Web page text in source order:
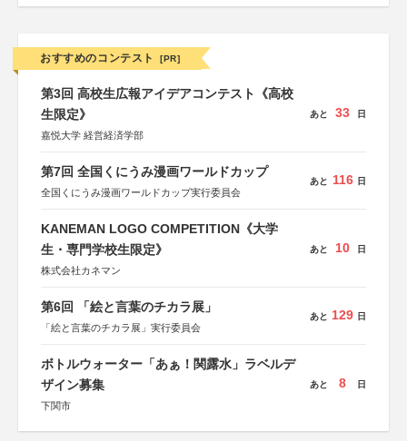
おすすめのコンテスト [PR]
第3回 高校生広報アイデアコンテスト《高校
生限定》
嘉悦大学 経営経済学部
あと 33 日
第7回 全国くにうみ漫画ワールドカップ
全国くにうみ漫画ワールドカップ実行委員会
あと 116 日
KANEMAN LOGO COMPETITION《大学
生・専門学校生限定》
株式会社カネマン
あと 10 日
第6回 「絵と言葉のチカラ展」
「絵と言葉のチカラ展」実行委員会
あと 129 日
ボトルウォーター「あぁ！関露水」ラベルデ
ザイン募集
下関市
あと 8 日